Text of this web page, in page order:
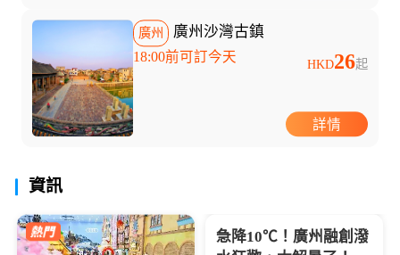
廣州 廣州沙灣古鎮
18:00前可訂今天 HKD26起
詳情
資訊
假期，讓你的暑假不再千...
急降10℃！廣州融創潑